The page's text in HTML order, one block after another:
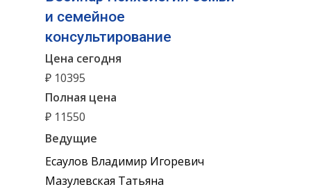
и семейное
консультирование
Цена сегодня
₽ 10395
Полная цена
₽ 11550
Ведущие
Есаулов Владимир Игоревич
Мазулевская Татьяна